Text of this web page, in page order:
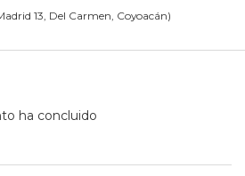
13, Del Carmen, Coyoacán)
ha concluido